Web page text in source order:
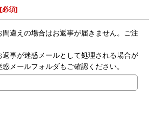
[必須]
間違えの場合はお返事が届きません。ご注
返事が迷惑メールとして処理される場合が
メールフォルダもご確認ください。